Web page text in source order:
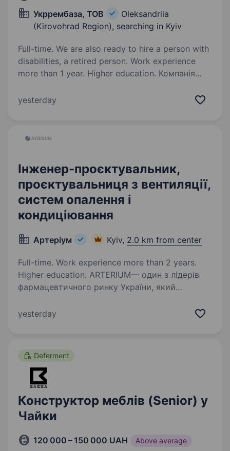
Укррембаза, ТОВ
Oleksandriia
(Kirovohrad Region), searching in Kyiv
Full-time. We are also ready to hire a person with
disabilities, a retired person. Work experience
more than 1 year. Higher education. Компанія
конструктора (механіка) у свою команду.
механічного та гідромеханічного обладнання,
yesterday
Інженер-проєктувальник,
проєктувальниця з вентиляції,
систем опалення і
кондиціювання
Артеріум Kyiv, 2.0 km from center
Full-time. Work experience more than 2 years.
Higher education. ARTERIUM— один з лідерів
фармацевтичного ринку України, який
сучасних, ефективних та безпечних лікарських
yesterday
Deferment
Конструктор меблів (Senior) у
Чайки
120 000 – 150 000 UAH Above average